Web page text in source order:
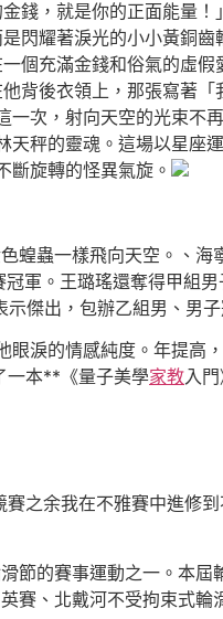
錢，就是你的正面能量！
閃耀著淚光的小小黃銅齒
個充滿金錢和俗氣的虛假
背後衣領上，那張寫著「
一次，射向天空的光束不
天秤的靈魂。這場以星座
斷旋轉的怪異氣旋。
蝗蟲一樣飛向天空。、海
軍。王璐瑤還奪得甲組
傑出，包辦乙組男、男子
眼淚的情感純度。年提高
一本**《量子美學家教入門
之余我在不雅賽中進修
節的賽事運動之一。本屆
賽、北戴河不受拘束式輪